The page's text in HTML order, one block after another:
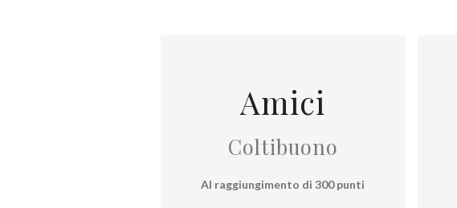
Amici
Coltibuono
Al raggiungimento di 300 punti